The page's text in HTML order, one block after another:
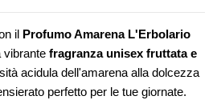
il Profumo Amarena L'Erbolario
vibrante fragranza unisex fruttata e
acidula dell'amarena alla dolcezza
perfetto per le tue giornate.